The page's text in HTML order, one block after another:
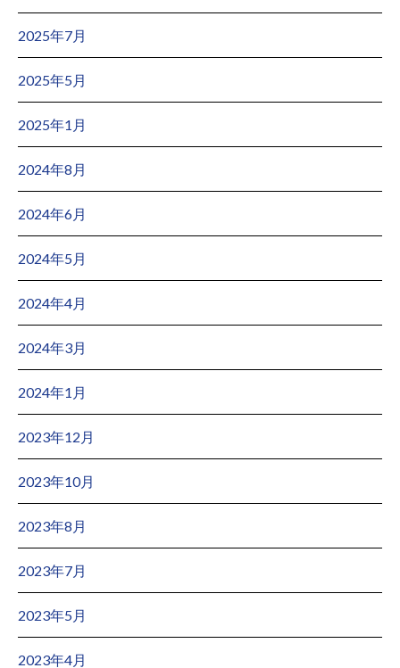
2025年7月
2025年5月
2025年1月
2024年8月
2024年6月
2024年5月
2024年4月
2024年3月
2024年1月
2023年12月
2023年10月
2023年8月
2023年7月
2023年5月
2023年4月